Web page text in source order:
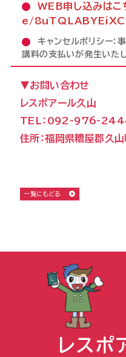
WEB申し込みは
e/
キャンセルポリシー：
講料の支払いが発生いたし
▼お問い合わせ
レスポアール久山
TEL：092-976-
住所：福岡県糟屋郡久
一覧にもどる